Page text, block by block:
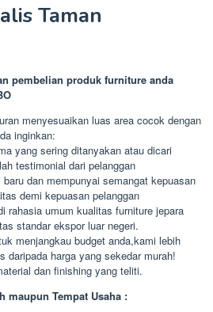
Taman
pembelian produk furniture anda
menyesuaikan luas area cocok dengan
inginkan:
yang sering ditanyakan atau dicari
testimonial dari pelanggan
dan mempunyai semangat kepuasan
demi kepuasan pelanggan
rahasia umum kualitas furniture jepara
standar ekspor luar negeri.
menjangkau budget anda,kami lebih
daripada harga yang sekedar murah!
dan finishing yang teliti.
maupun Tempat Usaha :